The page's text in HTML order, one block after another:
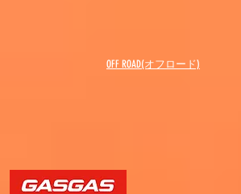
OFF ROAD(オフロード)